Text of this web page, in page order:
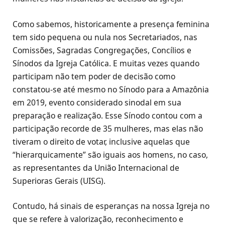
Como sabemos, historicamente a presença feminina
tem sido pequena ou nula nos Secretariados, nas
Comissões, Sagradas Congregações, Concílios e
Sínodos da Igreja Católica. E muitas vezes quando
participam não tem poder de decisão como
constatou-se até mesmo no Sínodo para a Amazônia
em 2019, evento considerado sinodal em sua
preparação e realização. Esse Sínodo contou com a
participação recorde de 35 mulheres, mas elas não
tiveram o direito de votar, inclusive aquelas que
“hierarquicamente” são iguais aos homens, no caso,
as representantes da União Internacional de
Superioras Gerais (UISG).
Contudo, há sinais de esperanças na nossa Igreja no
que se refere à valorização, reconhecimento e